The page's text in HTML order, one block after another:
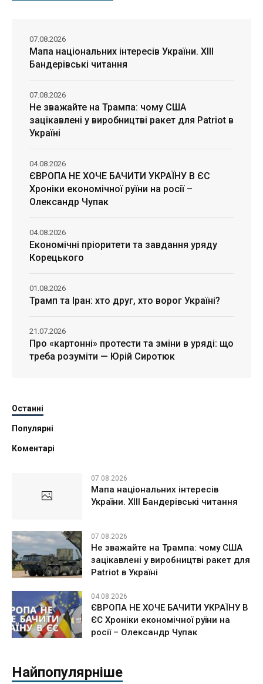
Мапа національних інтересів України. ХІІІ
Бандерівські читання
07.08.2026
Не зважайте на Трампа: чому США
зацікавлені у виробництві ракет для Patriot в
Україні
07.08.2026
ЄВРОПА НЕ ХОЧЕ БАЧИТИ УКРАЇНУ В ЄС
Хроніки економічної руїни на росії –
Олександр Чупак
04.08.2026
Економічні пріоритети та завдання уряду
Корецького
04.08.2026
Трамп та Іран: хто друг, хто ворог Україні?
01.08.2026
Про «картонні» протести та зміни в уряді: що
треба розуміти — Юрій Сиротюк
21.07.2026
Останні
Популярні
Коментарі
07.08.2026
Мапа національних інтересів
України. ХІІІ Бандерівські читання
07.08.2026
Не зважайте на Трампа: чому США
зацікавлені у виробництві ракет для
Patriot в Україні
04.08.2026
ЄВРОПА НЕ ХОЧЕ БАЧИТИ УКРАЇНУ В
ЄС Хроніки економічної руїни на
росії – Олександр Чупак
Найпопулярніше